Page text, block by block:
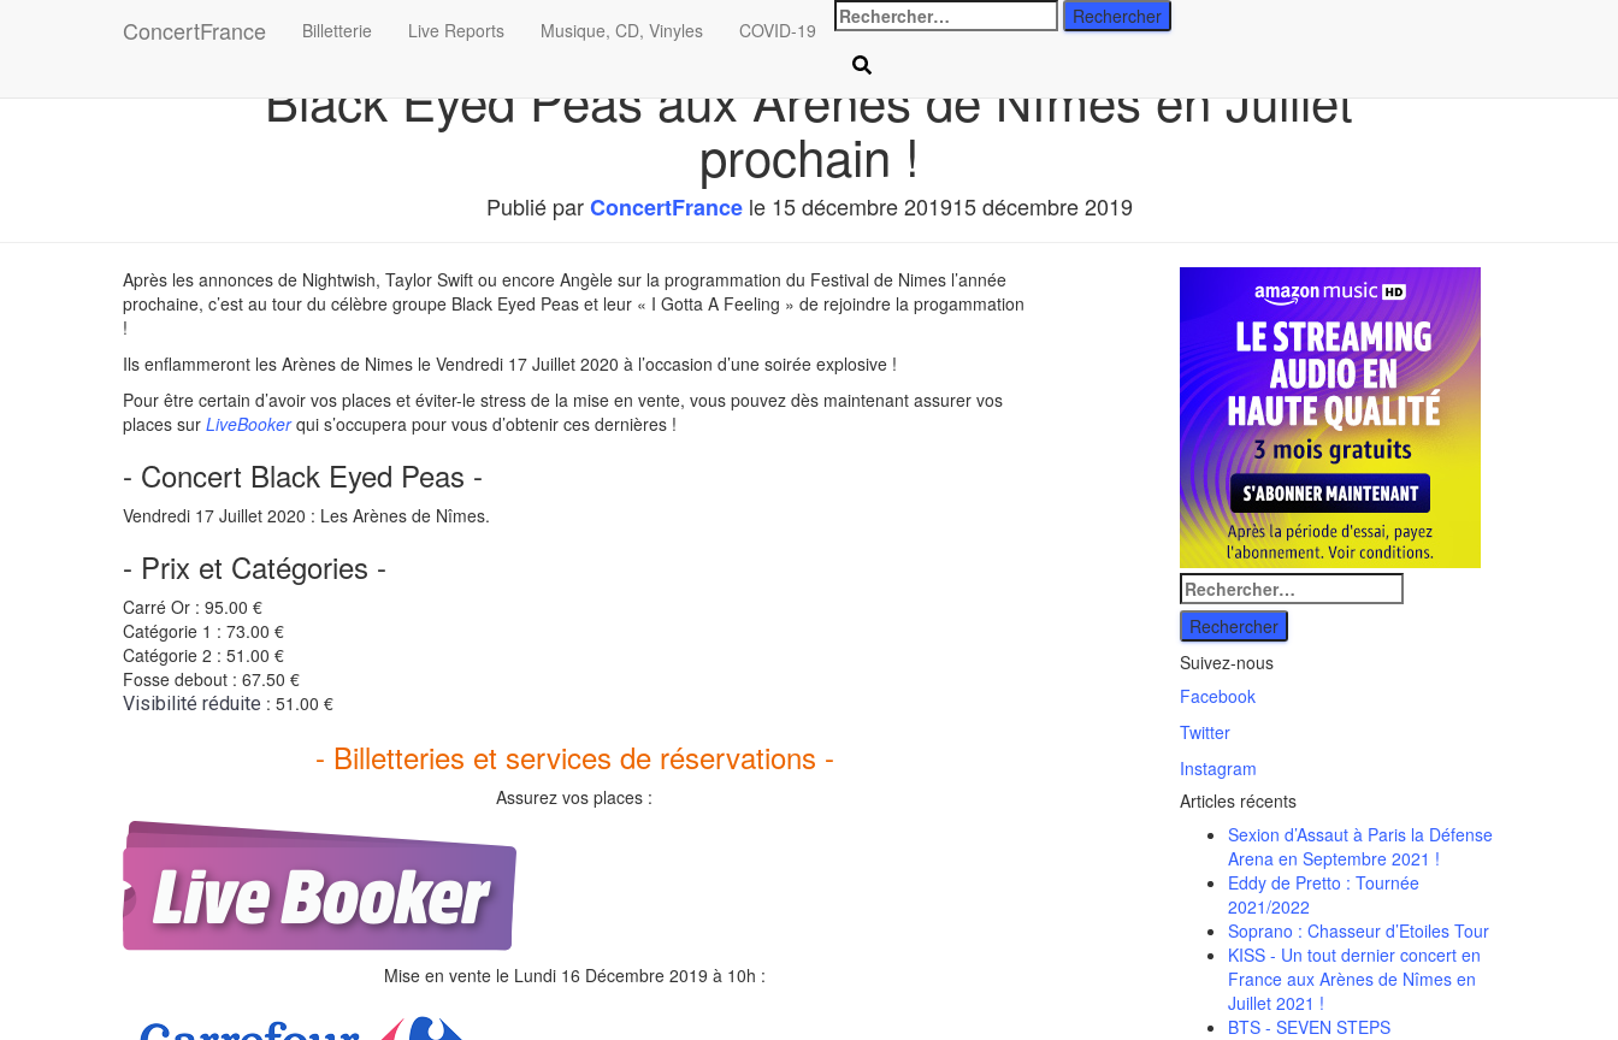
ConcertFrance Billetterie Live Reports Musique, CD, Vinyles COVID-19
Rechercher
:
Black Eyed Peas aux Arènes de Nîmes en Juillet
prochain !
Publié parConcertFrancele 15 décembre 201915 décembre 2019
Après les annonces de Nightwish, Taylor Swift ou encore Angèle sur la programmation du Festival de Nimes l’année
prochaine, c’est au tour du célèbre groupe Black Eyed Peas et leur « I Gotta A Feeling » de rejoindre la progammation
!
Ils enflammeront les Arènes de Nimes le Vendredi 17 Juillet 2020 à l’occasion d’une soirée explosive !
Pour être certain d’avoir vos places et éviter-le stress de la mise en vente, vous pouvez dès maintenant assurer vos
places sur LiveBookerqui s’occupera pour vous d’obtenir ces dernières !
- Concert Black Eyed Peas -
Vendredi 17 Juillet 2020 : Les Arènes de Nîmes.
- Prix et Catégories -
Carré Or : 95.00 €
Catégorie 1 : 73.00 €
Catégorie 2 : 51.00 €
Fosse debout : 67.50 €
Visibilité réduite : 51.00 €
- Billetteries et services de réservations -
Assurez vos places :
Mise en vente le Lundi 16 Décembre 2019 à 10h :
Rechercher
:
Suivez-nous
Facebook
Twitter
Instagram
Articles récents
Sexion d’Assaut à Paris la Défense
Arena en Septembre 2021 !
Eddy de Pretto : Tournée
2021/2022
Soprano : Chasseur d’Etoiles Tour
KISS - Un tout dernier concert en
France aux Arènes de Nîmes en
Juillet 2021 !
BTS - SEVEN STEPS